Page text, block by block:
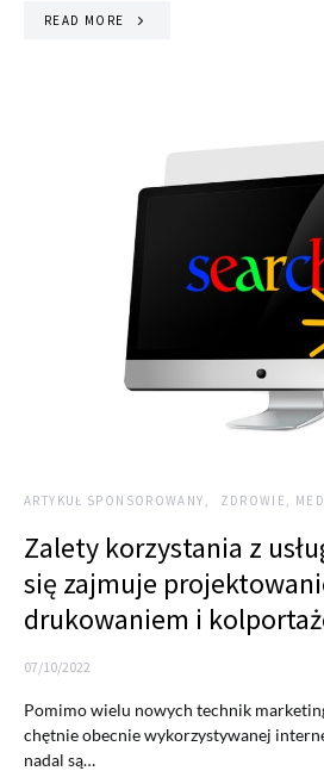
READ MORE
ARTYKUŁ SPONSOROWANY ZDROWIE,
Zalety korzystania z
się zajmuje
drukowaniem i
07/10/2022
Pomimo wielu nowych technik
chętnie obecnie wykorzystywanej
nadal są…